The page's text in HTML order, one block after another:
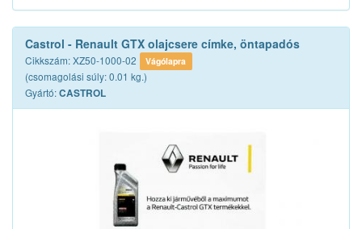
Castrol - Renault GTX olajcsere címke, öntapadós
Cikkszám: XZ50-1000-02 Vágólapra
(csomagolási súly: 0.01 kg.)
Gyártó:CASTROL